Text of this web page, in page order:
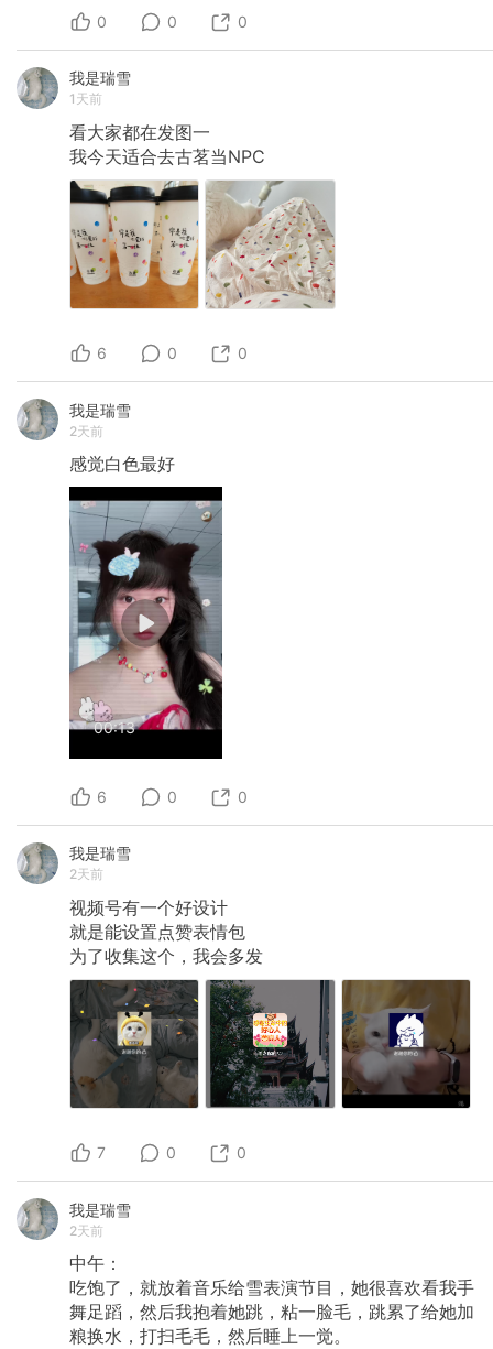
0 0 0
我是瑞雪
1天前
看大家都在发图一
我今天适合去古茗当NPC
6 0 0
我是瑞雪
2天前
感觉白色最好
00:13
6 0 0
我是瑞雪
2天前
视频号有一个好设计
就是能设置点赞表情包
为了收集这个，我会多发
7 0 0
我是瑞雪
2天前
中午：
吃饱了，就放着音乐给雪表演节目，她很喜欢看我手
舞足蹈，然后我抱着她跳，粘一脸毛，跳累了给她加
粮换水，打扫毛毛，然后睡上一觉。